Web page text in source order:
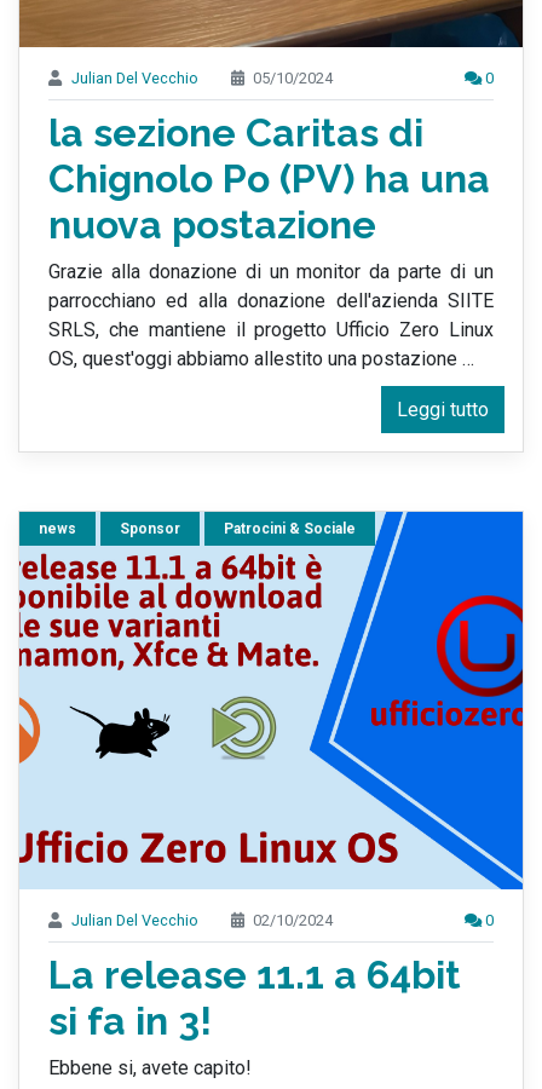
Julian Del Vecchio 05/10/2024 0
la sezione Caritas di
Chignolo Po (PV) ha una
nuova postazione
Grazie alla donazione di un monitor da parte di un
parrocchiano ed alla donazione dell'azienda SIITE
SRLS, che mantiene il progetto Ufficio Zero Linux
OS, quest'oggi abbiamo allestito una postazione …
Leggi tutto
news Sponsor Patrocini & Sociale
Julian Del Vecchio 02/10/2024 0
La release 11.1 a 64bit
si fa in 3!
Ebbene si, avete capito!